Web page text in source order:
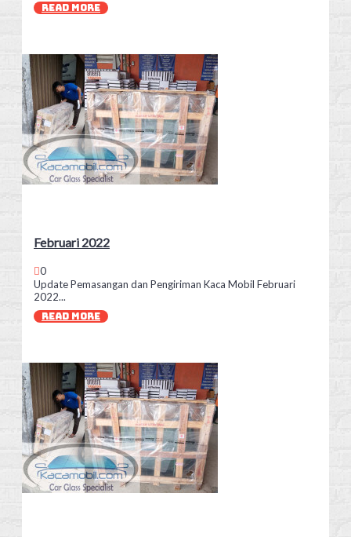
READ MORE
Februari 2022
0
Update Pemasangan dan Pengiriman Kaca Mobil Februari
2022...
READ MORE